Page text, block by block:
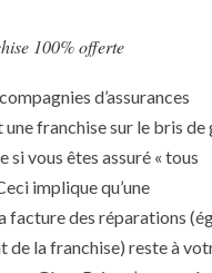
100% offerte
d’assurances
franchise sur le bris de
si vous êtes assuré « tous
implique qu’une
facture des réparations
de la franchise) reste à